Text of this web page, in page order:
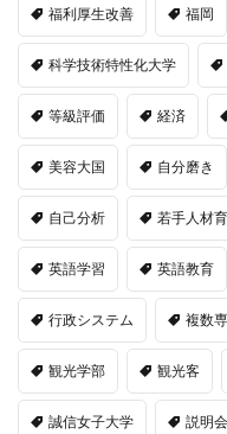
福利厚生改善 福岡
科学技術特性化大学
等級評価 経済
美容大国 自分磨き
自己分析 若手人材
英語学習 英語教育
行政システム 複数
観光学部 観光客
誠信女子大学 説明会